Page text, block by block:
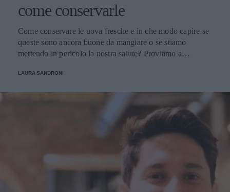
come conservarle
Come conservare le uova fresche e in che modo capire se
queste sono ancora buone da mangiare o se stiamo
mettendo in pericolo la nostra salute? Proviamo a
LAURA SANDRONI